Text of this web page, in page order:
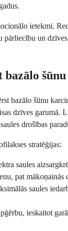
ietekmi.
pārliecību un
bazālo šūnu
dzīves garumā.
drošības
stratēģijas:
saules
pat mākoņainās
saules
ieskaitot